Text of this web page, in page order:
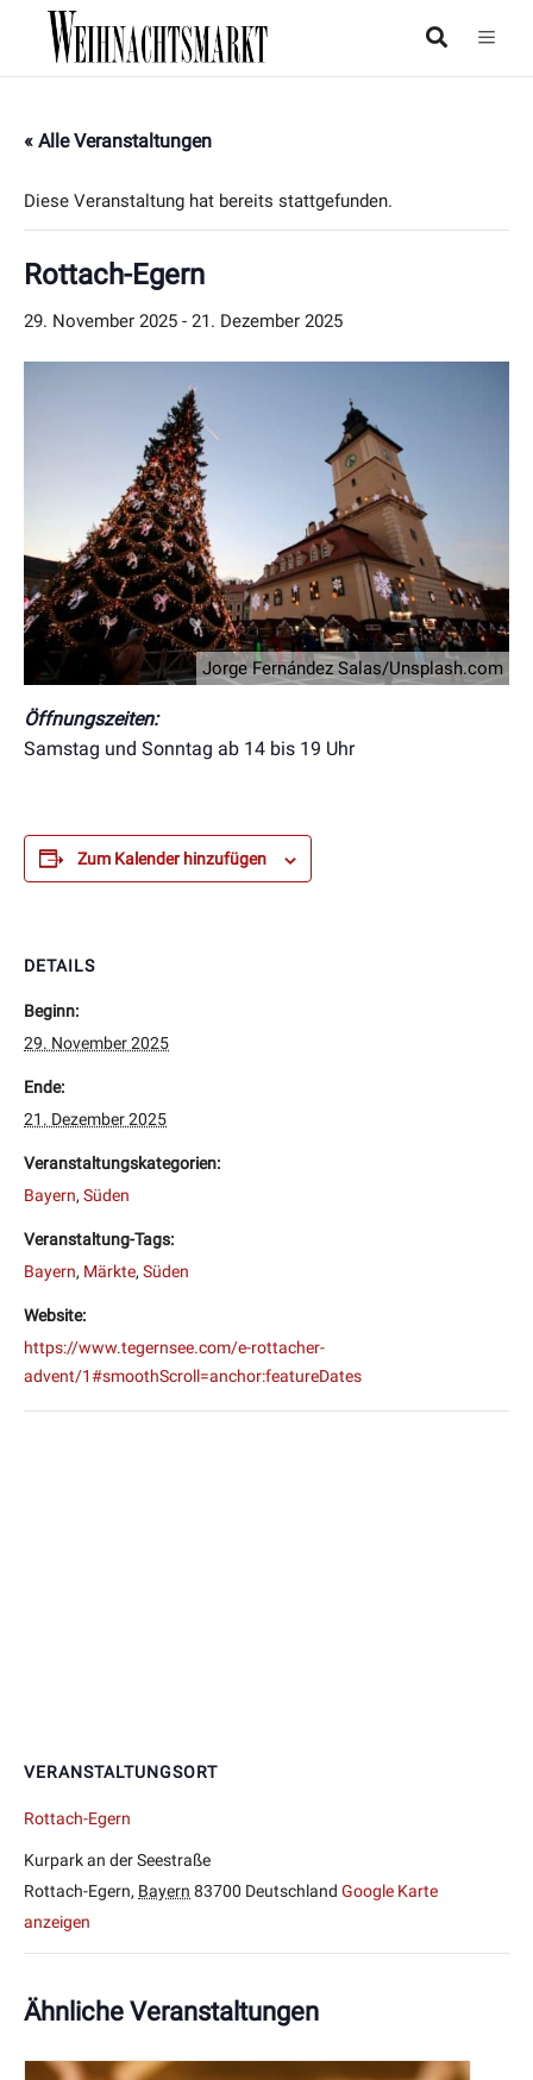
« Alle Veranstaltungen
Diese Veranstaltung hat bereits stattgefunden.
Rottach-Egern
29. November 2025 - 21. Dezember 2025
Jorge Fernández Salas/Unsplash.com
Öffnungszeiten:
Samstag und Sonntag ab 14 bis 19 Uhr
Zum Kalender hinzufügen
DETAILS
Beginn:
29. November 2025
Ende:
21. Dezember 2025
Veranstaltungskategorien:
Bayern, Süden
Veranstaltung-Tags:
Bayern, Märkte, Süden
Website:
https://www.tegernsee.com/e-rottacher-
advent/1#smoothScroll=anchor:featureDates
VERANSTALTUNGSORT
Rottach-Egern
Kurpark an der Seestraße
Rottach-Egern, Bayern 83700 Deutschland Google Karte
anzeigen
Ähnliche Veranstaltungen